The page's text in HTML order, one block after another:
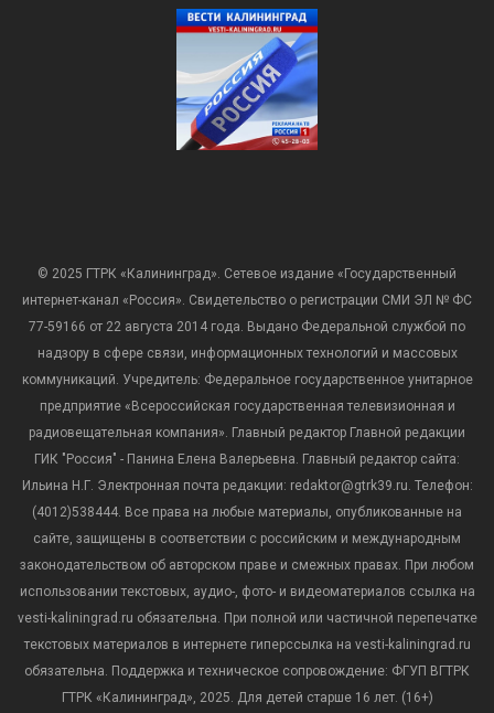
© 2025 ГТРК «Калининград». Сетевое издание «Государственный
интернет-канал «Россия». Свидетельство о регистрации СМИ ЭЛ № ФС
77-59166 от 22 августа 2014 года. Выдано Федеральной службой по
надзору в сфере связи, информационных технологий и массовых
коммуникаций. Учредитель: Федеральное государственное унитарное
предприятие «Всероссийская государственная телевизионная и
радиовещательная компания». Главный редактор Главной редакции
ГИК "Россия" - Панина Елена Валерьевна. Главный редактор сайта:
Ильина Н.Г. Электронная почта редакции: redaktor@gtrk39.ru. Телефон:
(4012)538444. Все права на любые материалы, опубликованные на
сайте, защищены в соответствии с российским и международным
законодательством об авторском праве и смежных правах. При любом
использовании текстовых, аудио-, фото- и видеоматериалов ссылка на
vesti-kaliningrad.ru обязательна. При полной или частичной перепечатке
текстовых материалов в интернете гиперссылка на vesti-kaliningrad.ru
обязательна. Поддержка и техническое сопровождение: ФГУП ВГТРК
ГТРК «Калининград», 2025. Для детей старше 16 лет. (16+)